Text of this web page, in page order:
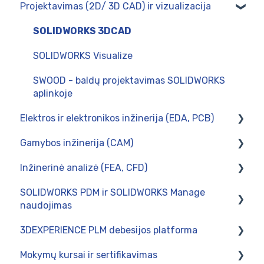
Projektavimas (2D/ 3D CAD) ir vizualizacija
SOLIDWORKS 3DCAD
SOLIDWORKS Visualize
SWOOD - baldų projektavimas SOLIDWORKS
aplinkoje
Elektros ir elektronikos inžinerija (EDA, PCB)
CircuitWorks (PCB Connector)
SOLIDWORKS Electrical
Gamybos inžinerija (CAM)
Diegimas
Postprocesoriai
pramonėje
Inžinerinė analizė (FEA, CFD)
Skaičiavimai tinklo kompiuteryje
SOLIDWORKS PDM ir SOLIDWORKS Manage
naudojimas
Naudojimas
Intergravimas su verslo valdymo sistemomis
3DEXPERIENCE PLM debesijos platforma
Naudojimas
Mokymų kursai ir sertifikavimas